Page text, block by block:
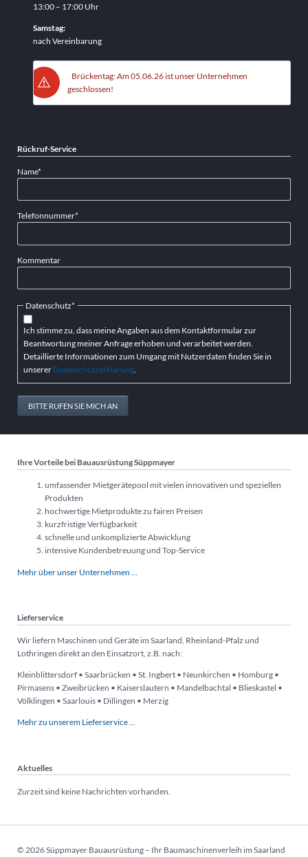
13:00 – 17:00 Uhr
Samstag:
nach Vereinbarung
Brückentag: Am 05.06.26 ist unser Unternehmen
geschlossen!
Rückruf-Service
Pflichtfeld
Name*
Pflichtfeld
Telefonnummer*
Kommentar
Pflichtfeld
Datenschutz*
Ich stimme zu, dass meine Angaben aus dem Kontaktformular zur
Beantwortung meiner Anfrage erhoben und verarbeitet werden.
Detaillierte Informationen zum Umgang mit Nutzerdaten finden Sie in
unserer Datenschutzerklärung.
BITTE RUFEN SIE MICH AN
Ihre Vorteile bei Bauausrüstung Süppmayer
umfassender Mietgerätepool mit vielen innovativen und speziellen
Produkten
hochwertige Mietprodukte zu fairen Preisen
kurzfristige Verfügbarkeit
schnelle und unkomplizierte Abwicklung
intensive Kundenbetreuung und Top-Service
Mehr über unser Unternehmen …
Lieferservice
Wir liefern Maschinen und Geräte im Saarland, Rheinland-Pfalz und
Lothringen direkt an den Einsatzort, z.B. nach:
Kleinblittersdorf • Saarbrücken • St. Ingbert • Neunkirchen • Homburg •
Pirmasens • Zweibrücken • Kaiserslautern • Mandelbachtal • Blieskastel •
Völklingen • Saarlouis • Dillingen • Merzig
Mehr zu unserem Lieferservice …
Aktuelles
Zurzeit sind keine Nachrichten vorhanden.
© 2026 Süppmayer Bauausrüstung – Ihr Baumaschinenverleih im Saarland